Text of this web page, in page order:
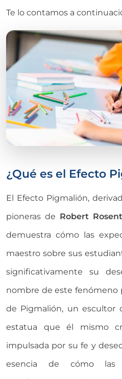
Te lo contamos a
¿Qué es el Efecto
El Efecto Pigmalión,
pioneras de Robert
demuestra cómo las
maestro sobre sus
significativamente su
nombre de este
de Pigmalión, un escultor
estatua que él mismo
impulsada por su fe y
esencia de cómo las